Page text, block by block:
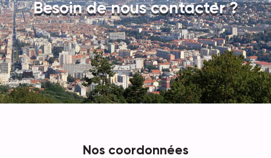
Besoin de nous contacter ?
Nos coordonnées